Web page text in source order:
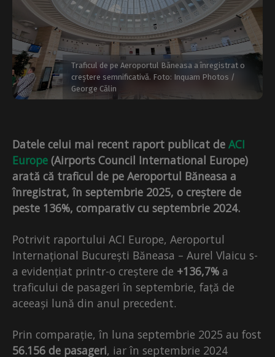
Traficul de pe Aeroportul Băneasa a înregistrat o
creștere semnificativă. Foto: Inquam Photos /
George Călin
Datele celui mai recent raport publicat de ACI
Europe (Airports Council International Europe)
arată că traficul de pe Aeroportul Băneasa a
înregistrat, în septembrie 2025, o creștere de
peste 136%, comparativ cu septembrie 2024.
Potrivit raportului ACI Europe, Aeroportul
Internațional București Băneasa – Aurel Vlaicu s-
a evidențiat printr-o creștere de +136,7% a
traficului de pasageri în septembrie, față de
aceeași lună din anul precedent.
Prin comparație, în luna septembrie 2025 au fost
56.156 de pasageri, iar în septembrie 2024